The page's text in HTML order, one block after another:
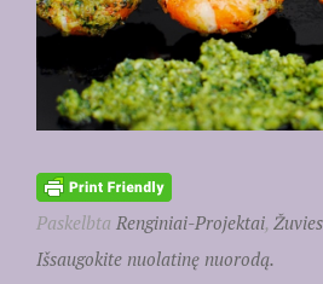
Paskelbta Renginiai-Projektai,
Išsaugokite nuolatinę nuorodą.